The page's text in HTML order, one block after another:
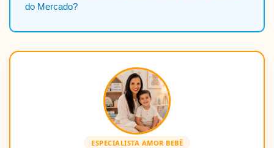
do Mercado?
ESPECIALISTA AMOR BEBÊ